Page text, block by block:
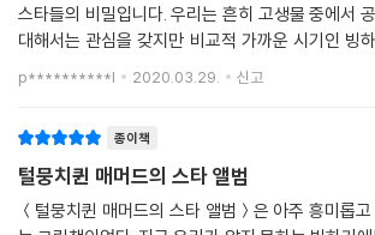
스타들의 비밀입니다. 우리는 흔히 고생물 중에서
대해서는 관심을 갖지만 비교적 가까운 시기인 빙
살았던 동물들에 대해서는 잘 알지 못하는 경우가 많
다. 이 책을 통해 빙하기에 살았던 동물들에 대해서
p**********l 2020.03.29. 신고
종이책
털뭉치퀸 매머드의 스타 앨범
＜털뭉치퀸 매머드의 스타 앨범＞은 아주 흥미롭